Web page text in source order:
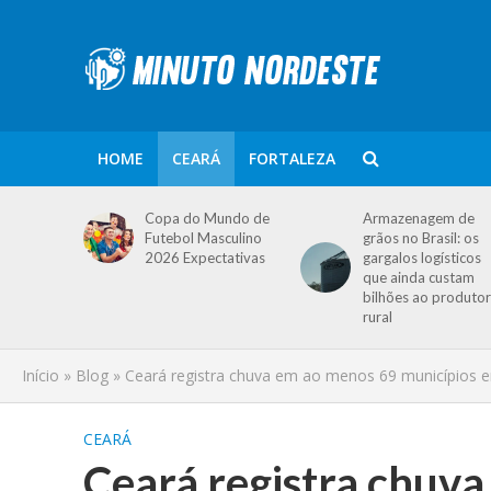
HOME CEARÁ FORTALEZA
Copa do Mundo de
Futebol Masculino
2026 Expectativas
Armazenagem de
grãos no Brasil: os
gargalos logísticos
que ainda custam
bilhões ao produtor
rural
Início » Blog » Ceará registra chuva em ao menos 69 municípios
CEARÁ